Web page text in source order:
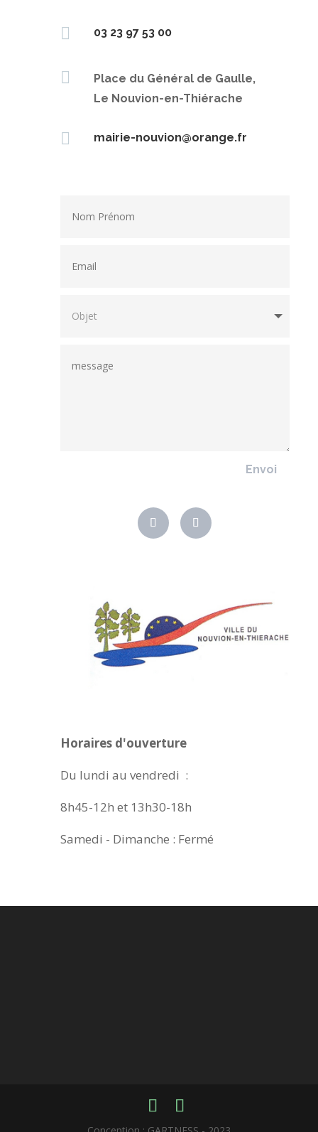
 03 23 97 53 00

Place du Général de Gaulle,
Le Nouvion-en-Thiérache
 mairie-nouvion@orange.fr
Envoi
Horaires d'ouverture
Du lundi au vendredi :
8h45-12h et 13h30-18h
Samedi - Dimanche : Fermé